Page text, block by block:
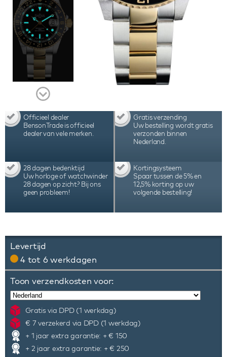
Officieel dealer
BensonTrade is officieel
dealer van vele merken.
Gratis verzending
Uw bestelling wordt gratis
verzonden binnen
Nederland.
28 dagen bedenktijd
Uw horloge of watchwinder
28 dagen op zicht? Bij ons
geen probleem!
Kortingsysteem
Spaar tussen de 5% en
12,5% korting op uw
volgende bestelling!
Levertijd
4 tot 6 werkdagen
Toon verzendkosten voor:
Gratis via DPD (1 werkdag)
€ 7 verzekerd via DPD (1 werkdag)
+ 1 jaar extra garantie: + € 150
+ 2 jaar extra garantie: + € 250